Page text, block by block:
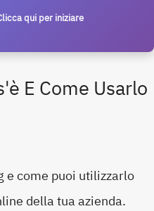
qui per iniziare
E Come Usarlo
e come puoi utilizzarlo
della tua azienda.